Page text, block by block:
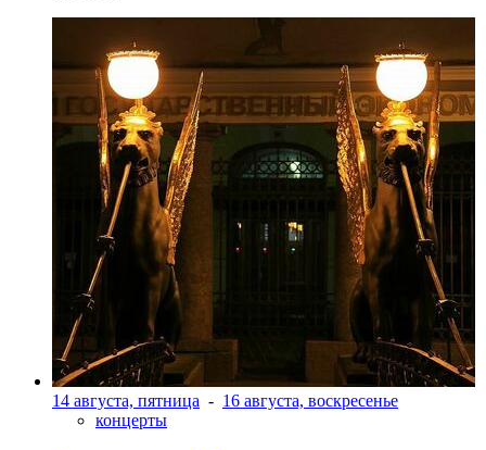
14 августа, пятница - 16 августа, воскресенье
концерты